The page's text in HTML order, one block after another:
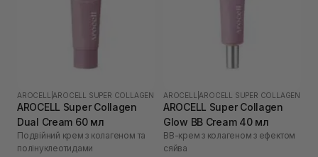
AROCELL AROCELL SUPER COLLAGEN
AROCELL Super Collagen
Dual Cream 60 мл
Подвійний крем з колагеном та
полінуклеотидами
AROCELL AROCELL SUPER COLLAGEN
AROCELL Super Collagen
Glow BB Cream 40 мл
ВВ-крем з колагеном з ефектом
сяйва